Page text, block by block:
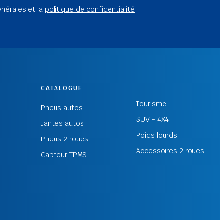
et la politique de confidentialité
CATALOGUE
Pneus autos
Jantes autos
Pneus 2 roues
Capteur TPMS
Tourisme
SUV - 4X4
Poids lourds
Accessoires 2 roues